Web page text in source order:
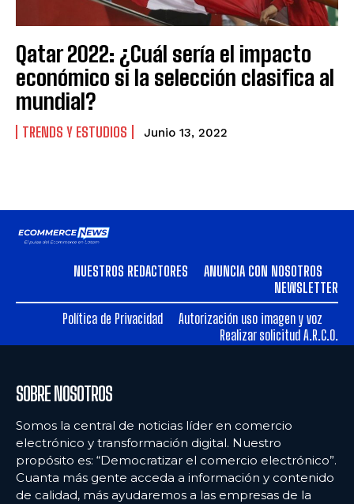
Qatar 2022: ¿Cuál sería el impacto
económico si la selección clasifica al
mundial?
TRENDS Y ESTUDIOS Junio 13, 2022
NUESTROS REDACTORES
ANUNCIA CON NOSOTROS
NEWSLETTER
Política de Privacidad
Autorización uso imagen y voz
Realizar solicitud A.R.C.O.
SOBRE NOSOTROS
Somos la central de noticias líder en comercio
electrónico y transformación digital. Nuestro
propósito es: “Democratizar el comercio electrónico”.
Cuanta más gente acceda a información y contenido
de calidad, más ayudaremos a las empresas de la